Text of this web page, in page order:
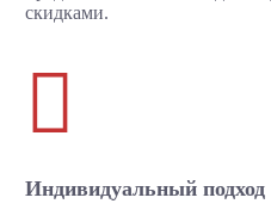
скидками.

Индивидуальный подход